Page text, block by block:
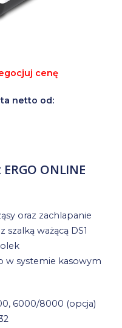
cenę
netto od:
ONLINE
oraz zachlapanie
szalką ważącą DS1
w systemie kasowym
6000/8000 (opcja)